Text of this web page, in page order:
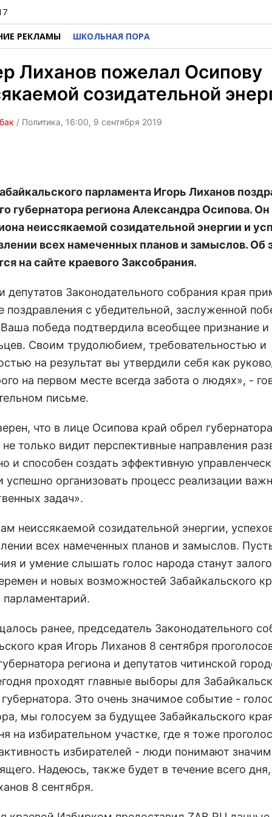
РЕКЛАМЫ ШКОЛЬНАЯ ПОРА
Лиханов пожелал Осипову
созидательной
/ Политика, 16:00, 9 сентября 2019
парламента Игорь Лиханов
губернатора региона Александра Осипова.
неиссякаемой созидательной энергии и
всех намеченных планов и замыслов. Об
на сайте краевого Заксобрания.
депутатов Законодательного собрания края
поздравления с убедительной, заслуженной
победа подтвердила всеобщее признание и
Своим трудолюбием, требовательностью и
на результат вы утвердили себя как
на первом месте всегда забота о людях», -
письме.
что в лице Осипова край обрел
только видит перспективные направления
и способен создать эффективную
успешно организовать процесс реализации
задач».
неиссякаемой созидательной энергии,
всех намеченных планов и замыслов.
и умение слышать голос народа станут
и новых возможностей Забайкальского
ранее, председатель Законодательного
края Игорь Лиханов 8 сентября
региона и депутатов читинской
проходят главные выборы для
Это очень значимое событие -
мы голосуем за будущее Забайкальского
на избирательном участке, где я тоже
избирателей - люди понимают
Надеюсь, также будет в течение всего
8 сентября.